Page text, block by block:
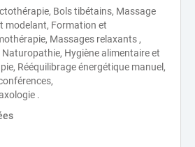
Bols tibétains, Massage
modelant, Formation et
Massages relaxants ,
Hygiène alimentaire et
Rééquilibrage énergétique manuel,
.